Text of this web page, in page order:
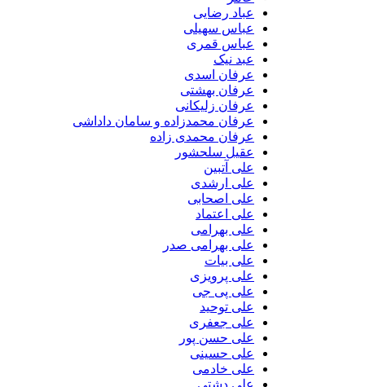
عباد رضایی
عباس سهیلی
عباس قمری
عبد نیک
عرفان اسدی
عرفان بهشتی
عرفان زلیکانی
عرفان محمدزاده و سامان داداشی
عرفان محمدی زاده
عقیل سلحشور
علی آتبین
علی ارشدی
علی اصحابی
علی اعتماد
علی بهرامی
علی بهرامی صدر
علی بیات
علی پرویزی
علی پی جی
علی توحید
علی جعفری
علی حسن پور
علی حسینی
علی خادمی
علی دشتی